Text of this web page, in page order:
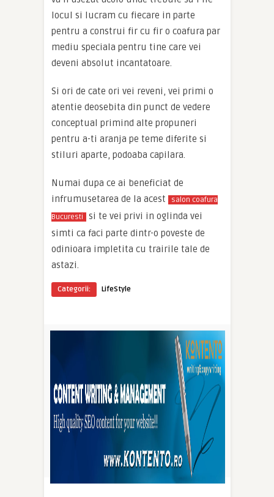
locul si lucram cu fiecare in parte
pentru a construi fir cu fir o coafura par
mediu speciala pentru tine care vei
deveni absolut incantatoare.
Si ori de cate ori vei reveni, vei primi o
atentie deosebita din punct de vedere
conceptual primind alte propuneri
pentru a-ti aranja pe teme diferite si
stiluri aparte, podoaba capilara.
Numai dupa ce ai beneficiat de
infrumusetarea de la acest
salon coafura
Bucuresti
si te vei privi in oglinda vei
simti ca faci parte dintr-o poveste de
odinioara impletita cu trairile tale de
astazi.
Categorii: LifeStyle